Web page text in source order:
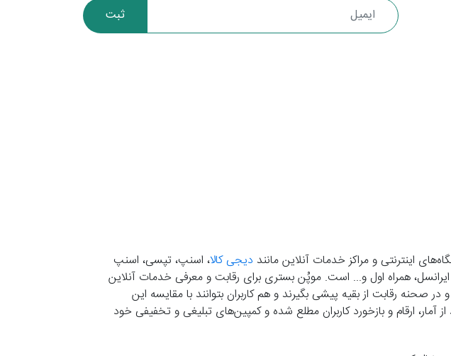
ثبت
اینترنتی و مراکز خدمات آنلاین مانند دیجی کالا، اسنپ، تپسی، اسنپ
ایرانسل، همراه اول و... است. موپُن بستری برای رقابت و معرفی خدمات آنلاین
رقابت از بقیه پیشی بگیرند و هم کاربران بتوانند با مقایسه این
ارقام و بازخورد کاربران مطلع شده و کمپین‌های تبلیغی و تخفیفی خود